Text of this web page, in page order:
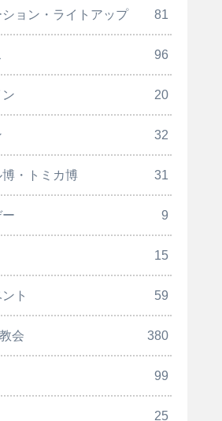
ョン・ライトアップ 81
96
20
32
・トミカ博 31
9
15
ト 59
会 380
99
25